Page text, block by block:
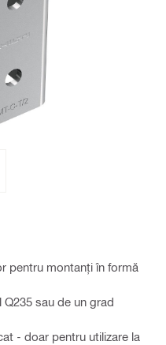
pentru montanți în formă
sau de un grad
- doar pentru utilizare la